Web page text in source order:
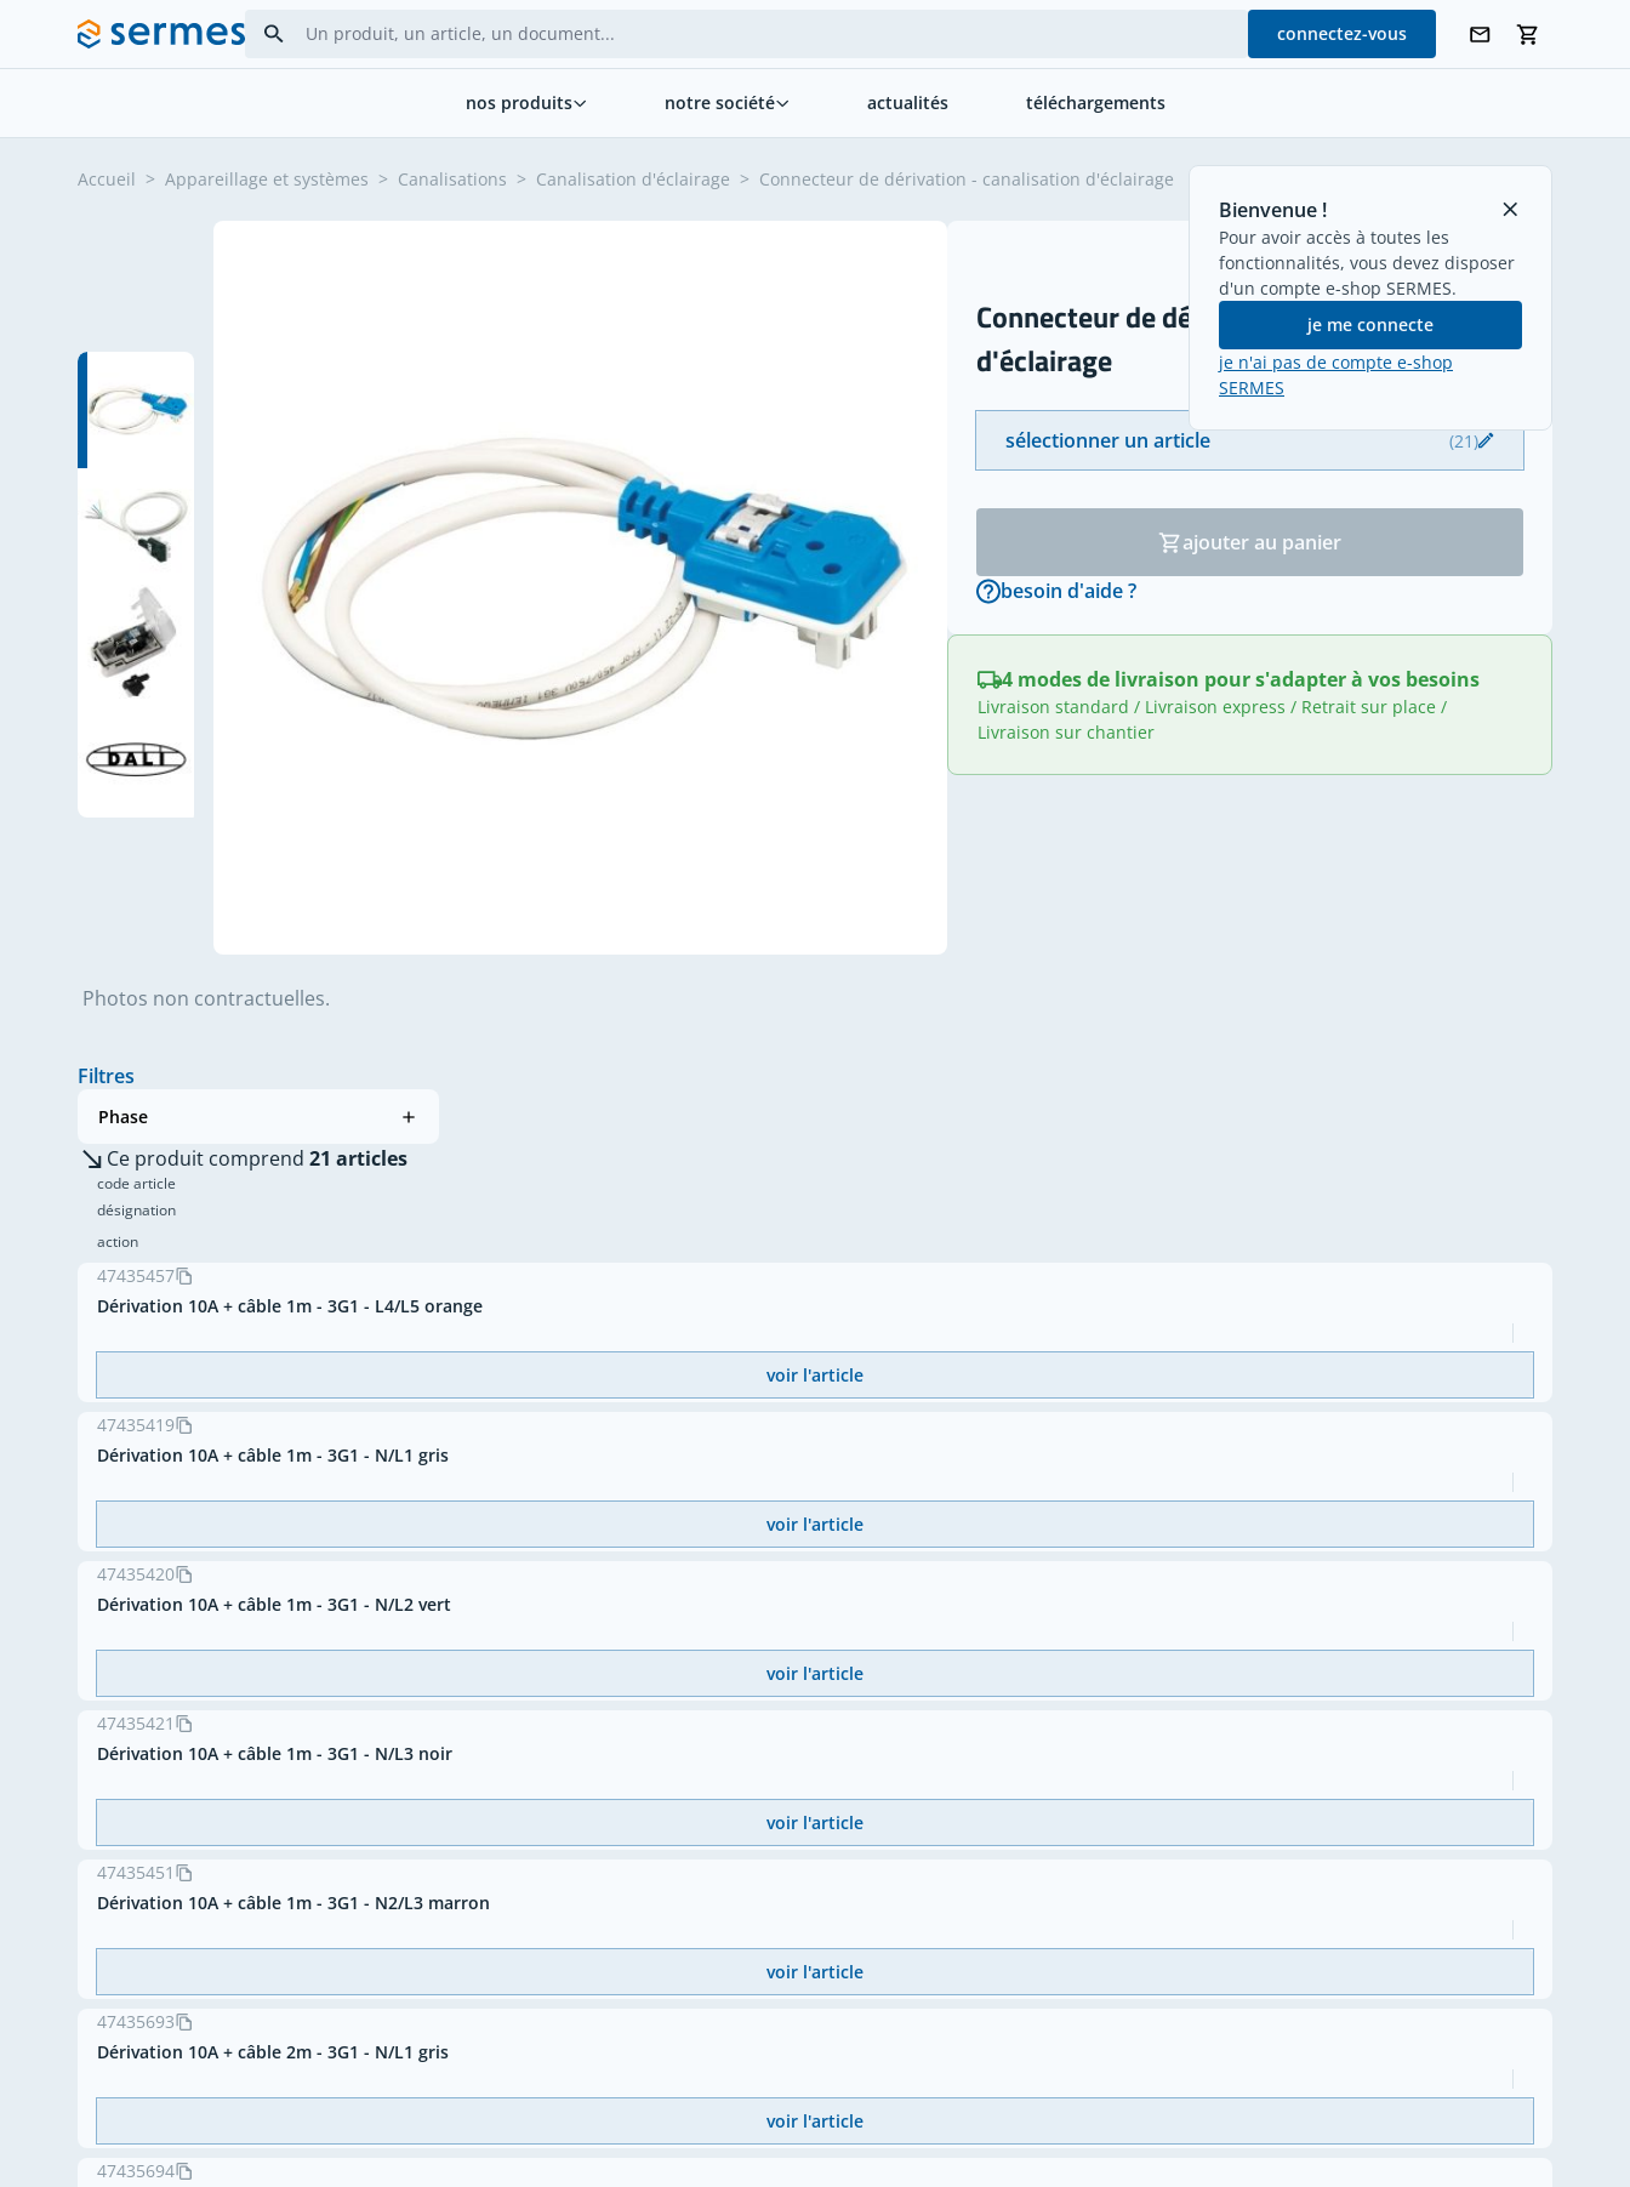
Allez au contenu
connectez-vous
Bienvenue !
Pour avoir accès à toutes les
fonctionnalités, vous devez disposer
d'un compte e-shop SERMES.
je me connecte
je n'ai pas de compte e-shop
SERMES
nos produits notre société actualités téléchargements
Accueil > Appareillage et systèmes > Canalisations > Canalisation d'éclairage > Connecteur de dérivation - canalisation d'éclairage retour
Photos non contractuelles.
Connecteur de dérivation - canalisation
d'éclairage
sélectionner un article (21)
ajouter au panier
besoin d'aide ?
4 modes de livraison pour s'adapter à vos besoins
Livraison standard / Livraison express / Retrait sur place /
Livraison sur chantier
Filtres
Phase
Ce produit comprend 21 articles
code article
désignation
action
47435457
Dérivation 10A + câble 1m - 3G1 - L4/L5 orange
voir l'article
47435419
Dérivation 10A + câble 1m - 3G1 - N/L1 gris
voir l'article
47435420
Dérivation 10A + câble 1m - 3G1 - N/L2 vert
voir l'article
47435421
Dérivation 10A + câble 1m - 3G1 - N/L3 noir
voir l'article
47435451
Dérivation 10A + câble 1m - 3G1 - N2/L3 marron
voir l'article
47435693
Dérivation 10A + câble 2m - 3G1 - N/L1 gris
voir l'article
47435694